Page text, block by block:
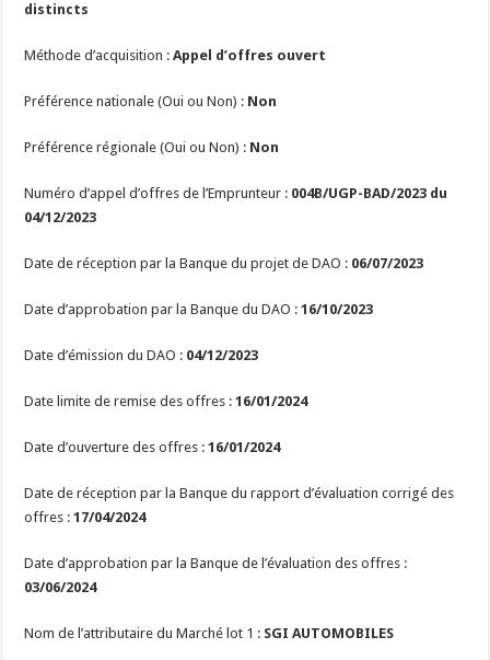
distincts
Méthode d’acquisition :Appel d’offres ouvert
Préférence nationale (Oui ou Non) : Non
Préférence régionale (Oui ou Non) : Non
Numéro d’appel d’offres de l’Emprunteur : 004B/UGP-BAD/2023 du
04/12/2023
Date de réception par la Banque du projet de DAO : 06/07/2023
Date d’approbation par la Banque du DAO :16/10/2023
Date d’émission du DAO : 04/12/2023
Date limite de remise des offres :16/01/2024
Date d’ouverture des offres :16/01/2024
Date de réception par la Banque du rapport d’évaluation corrigé des
offres :17/04/2024
Date d’approbation par la Banque de l’évaluation des offres :
03/06/2024
Nom de l’attributaire du Marché lot 1 : SGI AUTOMOBILES